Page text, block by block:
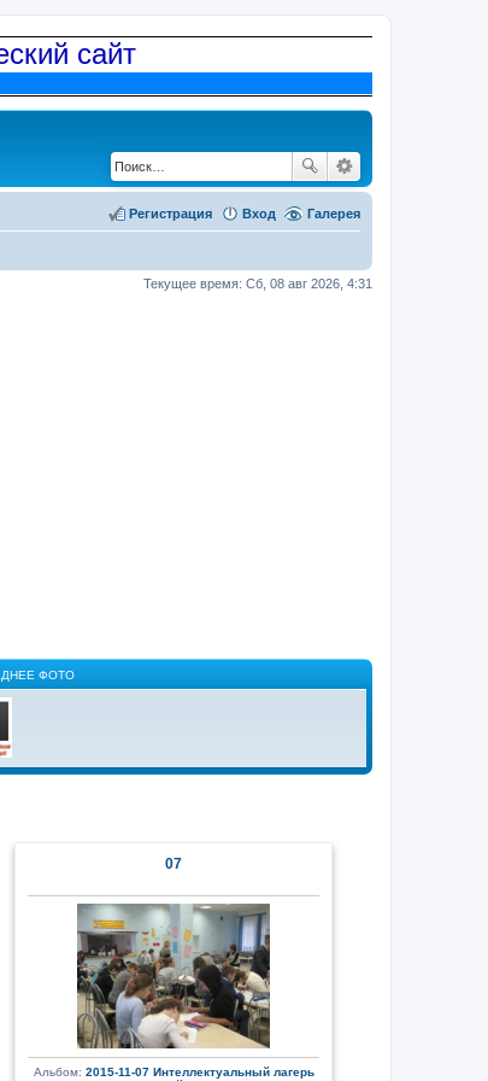
сайт
Галерея
Вход
Регистрация
Текущее время: Сб, 08 авг 2026, 4:31
ФОТО
07
Альбом: 2015-11-07 Интеллектуальный лагерь